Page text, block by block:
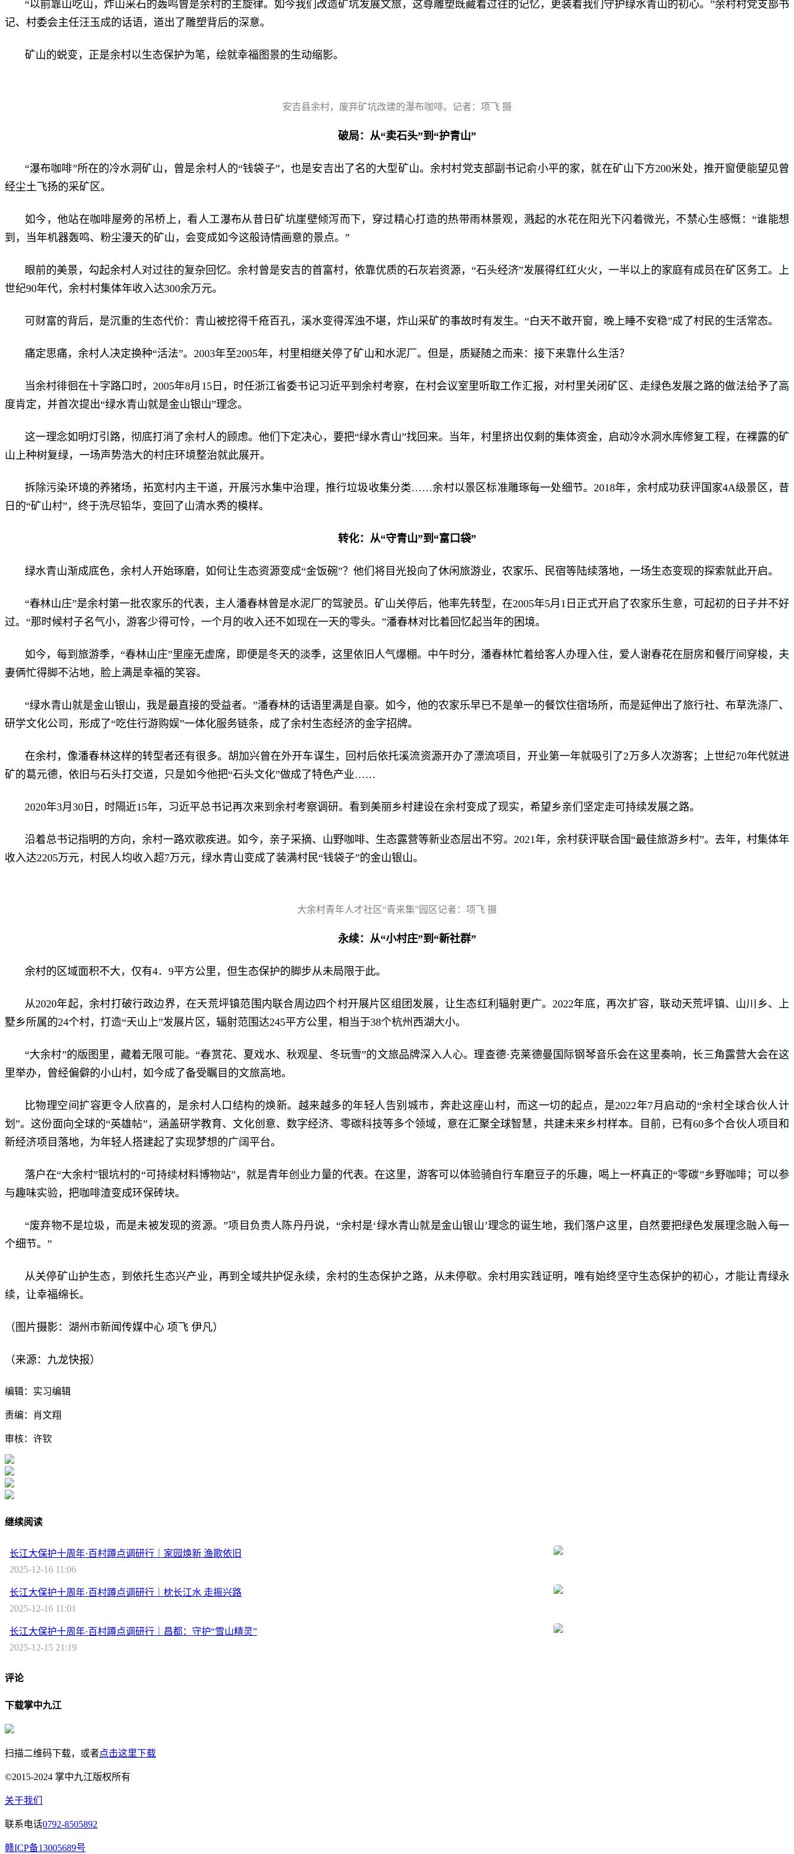
“以前靠山吃山，炸山采石的轰鸣曾是余村的主旋律。如今我们改造矿坑发展文旅，这尊雕塑既藏着过往的记忆，更装着我们守护绿水青山的初心。”余村村党支部书
记、村委会主任汪玉成的话语，道出了雕塑背后的深意。
矿山的蜕变，正是余村以生态保护为笔，绘就幸福图景的生动缩影。
安吉县余村，废弃矿坑改建的瀑布咖啡。记者：项飞 摄
破局：从“卖石头”到“护青山”
“瀑布咖啡”所在的冷水洞矿山，曾是余村人的“钱袋子”，也是安吉出了名的大型矿山。余村村党支部副书记俞小平的家，就在矿山下方200米处，推开窗便能望见曾
经尘土飞扬的采矿区。
如今，他站在咖啡屋旁的吊桥上，看人工瀑布从昔日矿坑崖壁倾泻而下，穿过精心打造的热带雨林景观，溅起的水花在阳光下闪着微光，不禁心生感慨：“谁能想
到，当年机器轰鸣、粉尘漫天的矿山，会变成如今这般诗情画意的景点。”
眼前的美景，勾起余村人对过往的复杂回忆。余村曾是安吉的首富村，依靠优质的石灰岩资源，“石头经济”发展得红红火火，一半以上的家庭有成员在矿区务工。上
世纪90年代，余村村集体年收入达300余万元。
可财富的背后，是沉重的生态代价：青山被挖得千疮百孔，溪水变得浑浊不堪，炸山采矿的事故时有发生。“白天不敢开窗，晚上睡不安稳”成了村民的生活常态。
痛定思痛，余村人决定换种“活法”。2003年至2005年，村里相继关停了矿山和水泥厂。但是，质疑随之而来：接下来靠什么生活？
当余村徘徊在十字路口时，2005年8月15日，时任浙江省委书记习近平到余村考察，在村会议室里听取工作汇报，对村里关闭矿区、走绿色发展之路的做法给予了高
度肯定，并首次提出“绿水青山就是金山银山”理念。
这一理念如明灯引路，彻底打消了余村人的顾虑。他们下定决心，要把“绿水青山”找回来。当年，村里挤出仅剩的集体资金，启动冷水洞水库修复工程，在裸露的矿
山上种树复绿，一场声势浩大的村庄环境整治就此展开。
拆除污染环境的养猪场，拓宽村内主干道，开展污水集中治理，推行垃圾收集分类……余村以景区标准雕琢每一处细节。2018年，余村成功获评国家4A级景区，昔
日的“矿山村”，终于洗尽铅华，变回了山清水秀的模样。
转化：从“守青山”到“富口袋”
绿水青山渐成底色，余村人开始琢磨，如何让生态资源变成“金饭碗”？他们将目光投向了休闲旅游业，农家乐、民宿等陆续落地，一场生态变现的探索就此开启。
“春林山庄”是余村第一批农家乐的代表，主人潘春林曾是水泥厂的驾驶员。矿山关停后，他率先转型，在2005年5月1日正式开启了农家乐生意，可起初的日子并不好
过。“那时候村子名气小，游客少得可怜，一个月的收入还不如现在一天的零头。”潘春林对比着回忆起当年的困境。
如今，每到旅游季，“春林山庄”里座无虚席，即便是冬天的淡季，这里依旧人气爆棚。中午时分，潘春林忙着给客人办理入住，爱人谢春花在厨房和餐厅间穿梭，夫
妻俩忙得脚不沾地，脸上满是幸福的笑容。
“绿水青山就是金山银山，我是最直接的受益者。”潘春林的话语里满是自豪。如今，他的农家乐早已不是单一的餐饮住宿场所，而是延伸出了旅行社、布草洗涤厂、
研学文化公司，形成了“吃住行游购娱”一体化服务链条，成了余村生态经济的金字招牌。
在余村，像潘春林这样的转型者还有很多。胡加兴曾在外开车谋生，回村后依托溪流资源开办了漂流项目，开业第一年就吸引了2万多人次游客；上世纪70年代就进
矿的葛元德，依旧与石头打交道，只是如今他把“石头文化”做成了特色产业……
2020年3月30日，时隔近15年，习近平总书记再次来到余村考察调研。看到美丽乡村建设在余村变成了现实，希望乡亲们坚定走可持续发展之路。
沿着总书记指明的方向，余村一路欢歌疾进。如今，亲子采摘、山野咖啡、生态露营等新业态层出不穷。2021年，余村获评联合国“最佳旅游乡村”。去年，村集体年
收入达2205万元，村民人均收入超7万元，绿水青山变成了装满村民“钱袋子”的金山银山。
大余村青年人才社区“青来集”园区记者：项飞 摄
永续：从“小村庄”到“新社群”
余村的区域面积不大，仅有4．9平方公里，但生态保护的脚步从未局限于此。
从2020年起，余村打破行政边界，在天荒坪镇范围内联合周边四个村开展片区组团发展，让生态红利辐射更广。2022年底，再次扩容，联动天荒坪镇、山川乡、上
墅乡所属的24个村，打造“天山上”发展片区，辐射范围达245平方公里，相当于38个杭州西湖大小。
“大余村”的版图里，藏着无限可能。“春赏花、夏戏水、秋观星、冬玩雪”的文旅品牌深入人心。理查德·克莱德曼国际钢琴音乐会在这里奏响，长三角露营大会在这
里举办，曾经偏僻的小山村，如今成了备受瞩目的文旅高地。
比物理空间扩容更令人欣喜的，是余村人口结构的焕新。越来越多的年轻人告别城市，奔赴这座山村，而这一切的起点，是2022年7月启动的“余村全球合伙人计
划”。这份面向全球的“英雄帖”，涵盖研学教育、文化创意、数字经济、零碳科技等多个领域，意在汇聚全球智慧，共建未来乡村样本。目前，已有60多个合伙人项目和
新经济项目落地，为年轻人搭建起了实现梦想的广阔平台。
落户在“大余村”银坑村的“可持续材料博物站”，就是青年创业力量的代表。在这里，游客可以体验骑自行车磨豆子的乐趣，喝上一杯真正的“零碳”乡野咖啡；可以参
与趣味实验，把咖啡渣变成环保砖块。
“废弃物不是垃圾，而是未被发现的资源。”项目负责人陈丹丹说，“余村是‘绿水青山就是金山银山’理念的诞生地，我们落户这里，自然要把绿色发展理念融入每一
个细节。”
从关停矿山护生态，到依托生态兴产业，再到全域共护促永续，余村的生态保护之路，从未停歇。余村用实践证明，唯有始终坚守生态保护的初心，才能让青绿永
续，让幸福绵长。
（图片摄影：湖州市新闻传媒中心 项飞 伊凡）
（来源： 九龙快报）
编辑：实习编辑
责编：肖文翔
审核：许钦
继续阅读
长江大保护十周年·百村蹲点调研行｜家园焕新 渔歌依旧
2025-12-16 11:06
长江大保护十周年·百村蹲点调研行｜枕长江水 走振兴路
2025-12-16 11:01
长江大保护十周年·百村蹲点调研行｜昌都：守护“雪山精灵”
2025-12-15 21:19
评论
下载掌中九江
扫描二维码下载，或者点击这里下载
©2015-2024 掌中九江版权所有
关于我们
联系电话0792-8505892
赣ICP备13005689号